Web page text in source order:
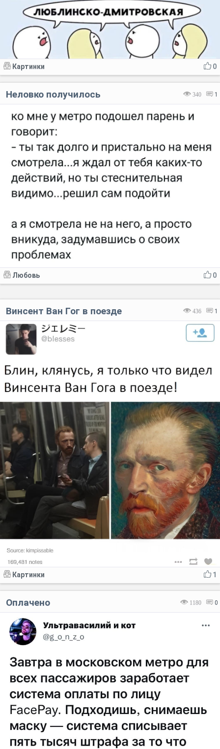
0
Картинки
340 1
Неловко получилось
0
Любовь
436 1
Винсент Ван Гог в поезде
1
Картинки
1180 0
Оплачено